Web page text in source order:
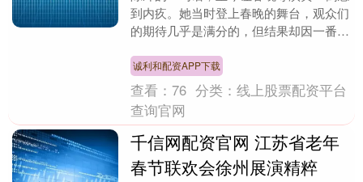
到内疚。她当时登上春晚的舞台，观众们
的期待几乎是满分的，但结果却因一番言
的是，陈冲也因此....
诚利和配资APP下载
查看：76 分类：线上股票配资平台
查询官网
千信网配资官网 江苏省老年
春节联欢会徐州展演精粹